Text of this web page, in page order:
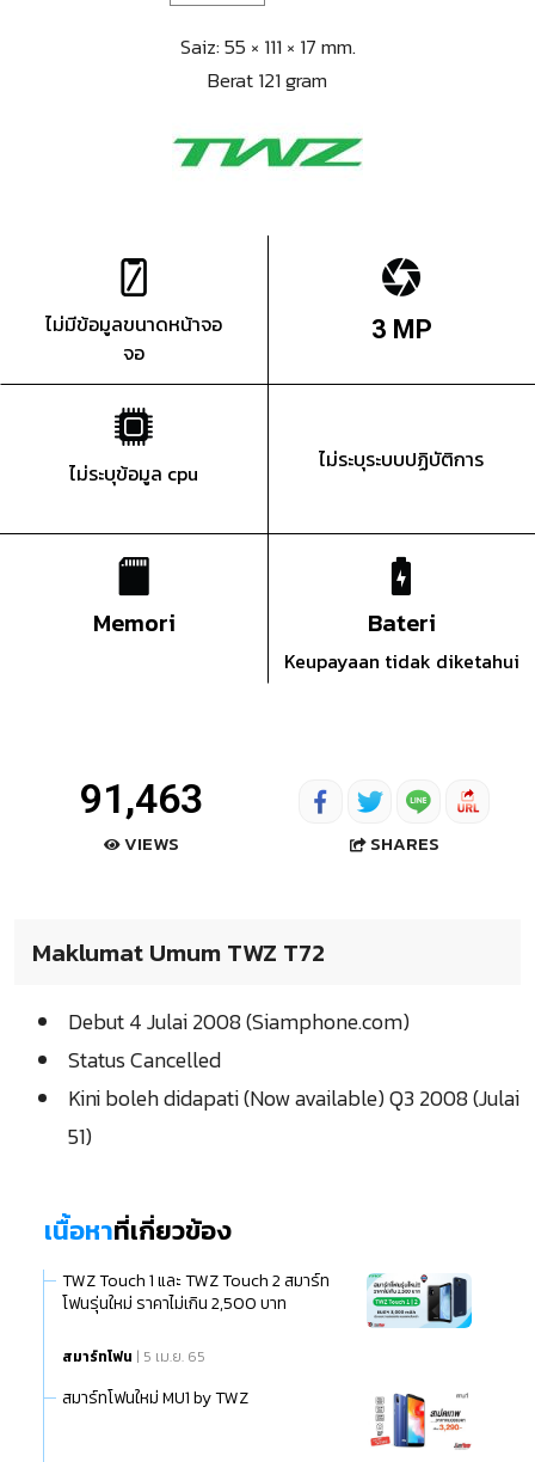
Saiz: 55 × 111 × 17 mm.
Berat 121 gram
ไม่มีข้อมูลขนาดหน้าจอ
จอ
3 MP
ไม่ระบุข้อมูล cpu ไม่ระบุระบบปฏิบัติการ
Memori Bateri
Keupayaan tidak diketahui
91,463
VIEWS SHARES
Maklumat Umum TWZ T72
Debut 4 Julai 2008 (Siamphone.com)
Status Cancelled
Kini boleh didapati (Now available) Q3 2008 (Julai
51)
เนื้อหาที่เกี่ยวข้อง
TWZ Touch 1 และ TWZ Touch 2 สมาร์ท
โฟนรุ่นใหม่ ราคาไม่เกิน 2,500 บาท
สมาร์ทโฟน | 5 เม.ย. 65
สมาร์ทโฟนใหม่ MU1 by TWZ